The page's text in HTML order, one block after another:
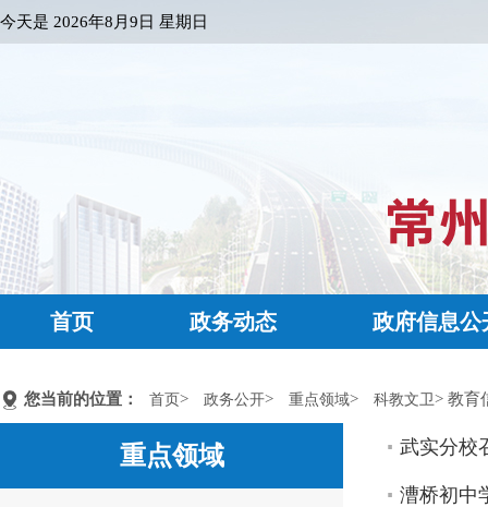
今天是 2026年8月9日 星期日
首页 政务动态 政府信息公
您当前的位置： 首页> 政务公开> 重点领域> 科教文卫> 教育
重点领域 武实分校
漕桥初中